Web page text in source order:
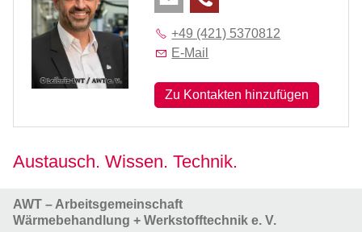
AWT-Newsletter
Netzwerk
Veranstaltungen
Forschung
Mitgliedschaft
+49 (421) 5370812
E-Mail
Zu Kontakten hinzufügen
Austausch. Wissen. Technik.
AWT – Arbeitsgemeinschaft
Wärmebehandlung + Werkstofftechnik e. V.